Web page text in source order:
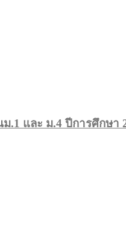
.1 และ ม.4 ปีการศึกษา